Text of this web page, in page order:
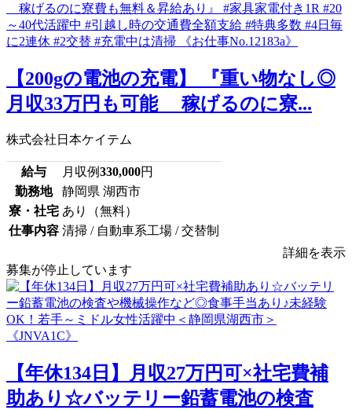
【200gの電池の充電】 『重い物なし◎
月収33万円も可能 稼げるのに寮...
株式会社日本ケイテム
給与 月収例330,000円
勤務地
静岡県 湖西市
寮・社宅 あり（無料）
仕事内容 清掃 / 自動車系工場 / 交替制
詳細を表示
募集が停止しています
【年休134日】月収27万円可×社宅費補
助あり☆バッテリー鉛蓄電池の検査